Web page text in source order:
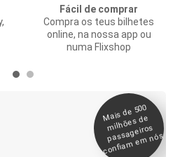
Fácil de comprar
Compra os teus bilhetes
online, na nossa app ou
numa Flixshop
Mais de 500
milhões de
passageiros
confia
m e
m nós